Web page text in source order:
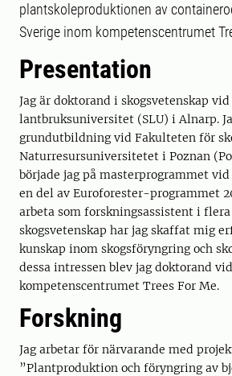
plantskoleproduktionen av
Sverige inom kompetenscentrumet
Presentation
Jag är doktorand i skogsvetenskap vid
lantbruksuniversitet (SLU) i Alnarp.
grundutbildning vid Fakulteten för
Naturresursuniversitetet i Poznan
började jag på masterprogrammet
en del av Euroforester-programmet
arbeta som forskningsassistent i
skogsvetenskap har jag skaffat mig
kunskap inom skogsföryngring och
dessa intressen blev jag doktorand vid
kompetenscentrumet Trees For Me.
Forskning
Jag arbetar för närvarande med
”Plantproduktion och föryngring av